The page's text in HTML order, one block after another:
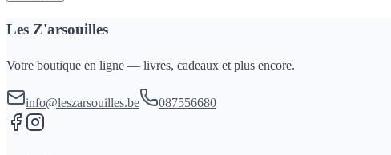
Les Z'arsouilles
Votre boutique en ligne — livres, cadeaux et plus encore.
info@leszarsouilles.be 087556680